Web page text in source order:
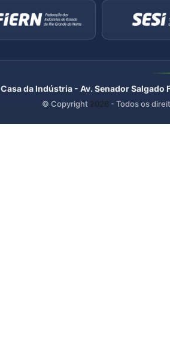
Casa da Indústria - Av. Senador
© Copyright 2026 - Todos os